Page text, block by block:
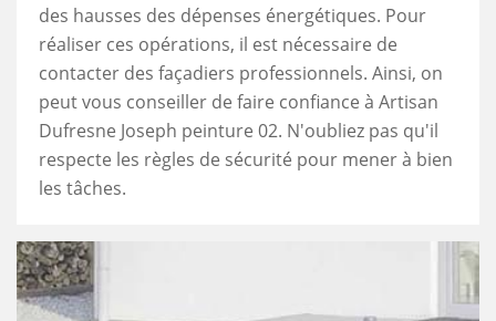
des hausses des dépenses énergétiques. Pour
réaliser ces opérations, il est nécessaire de
contacter des façadiers professionnels. Ainsi, on
peut vous conseiller de faire confiance à Artisan
Dufresne Joseph peinture 02. N'oubliez pas qu'il
respecte les règles de sécurité pour mener à bien
les tâches.